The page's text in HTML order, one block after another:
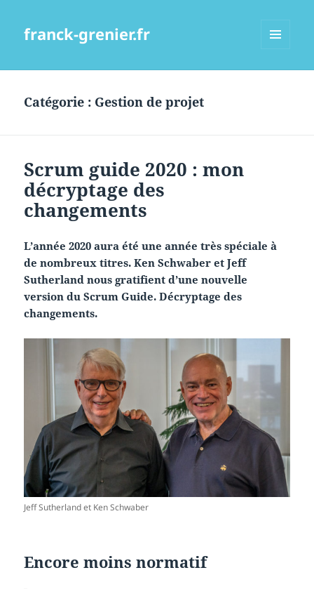
franck-grenier.fr
Catégorie : Gestion de projet
Scrum guide 2020 : mon
décryptage des
changements
L’année 2020 aura été une année très spéciale à
de nombreux titres. Ken Schwaber et Jeff
Sutherland nous gratifient d’une nouvelle
version du Scrum Guide. Décryptage des
changements.
Jeff Sutherland et Ken Schwaber
Encore moins normatif